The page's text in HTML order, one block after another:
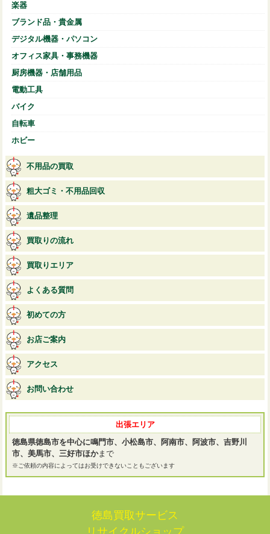
楽器
ブランド品・貴金属
デジタル機器・パソコン
オフィス家具・事務機器
厨房機器・店舗用品
電動工具
バイク
自転車
ホビー
不用品の買取
粗大ゴミ・不用品回収
遺品整理
買取りの流れ
買取りエリア
よくある質問
初めての方
お店ご案内
アクセス
お問い合わせ
出張エリア
徳島県徳島市を中心に鳴門市、小松島市、阿南市、阿波市、吉野川
市、美馬市、三好市ほかまで
※ご依頼の内容によってはお受けできないこともございます
徳島買取サービス